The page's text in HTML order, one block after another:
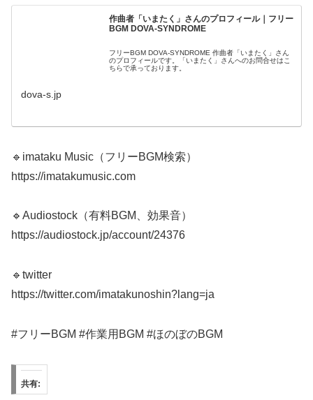
作曲者「いまたく」さんのプロフィール｜フリー
BGM DOVA-SYNDROME
フリーBGM DOVA-SYNDROME 作曲者「いまたく」さん
のプロフィールです。「いまたく」さんへのお問合せはこ
ちらで承っております。
dova-s.jp
🔹imataku Music（フリーBGM検索）
https://imatakumusic.com
🔹Audiostock（有料BGM、効果音）
https://audiostock.jp/account/24376
🔹twitter
https://twitter.com/imatakunoshin?lang=ja
#フリーBGM #作業用BGM #ほのぼのBGM
共有: